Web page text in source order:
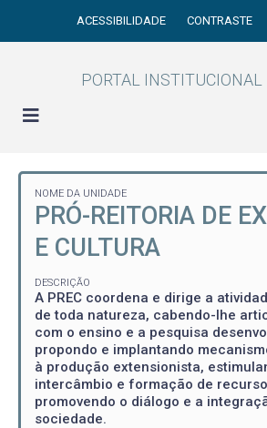
ACESSIBILIDADE CONTRASTE
PORTAL INSTITUCIONAL
NOME DA UNIDADE
PRÓ-REITORIA DE
E CULTURA
DESCRIÇÃO
A PREC coordena e dirige a
de toda natureza, cabendo-lhe
com o ensino e a pesquisa
propondo e implantando
à produção extensionista,
intercâmbio e formação de
promovendo o diálogo e a
sociedade.